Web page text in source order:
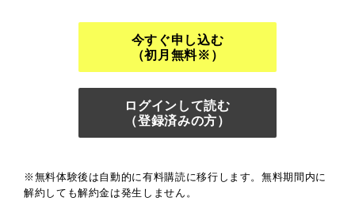
今すぐ申し込む
（初月無料※）
ログインして読む
（登録済みの方）
※無料体験後は自動的に有料購読に移行します。無料期間内に
解約しても解約金は発生しません。